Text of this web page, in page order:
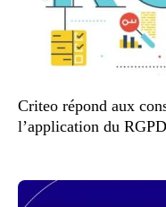
Criteo répond aux
l’application du